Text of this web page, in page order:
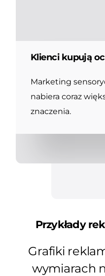
Klienci kupują
Marketing
nabiera coraz
znaczenia.
Przykłady
Grafiki
wymiarach